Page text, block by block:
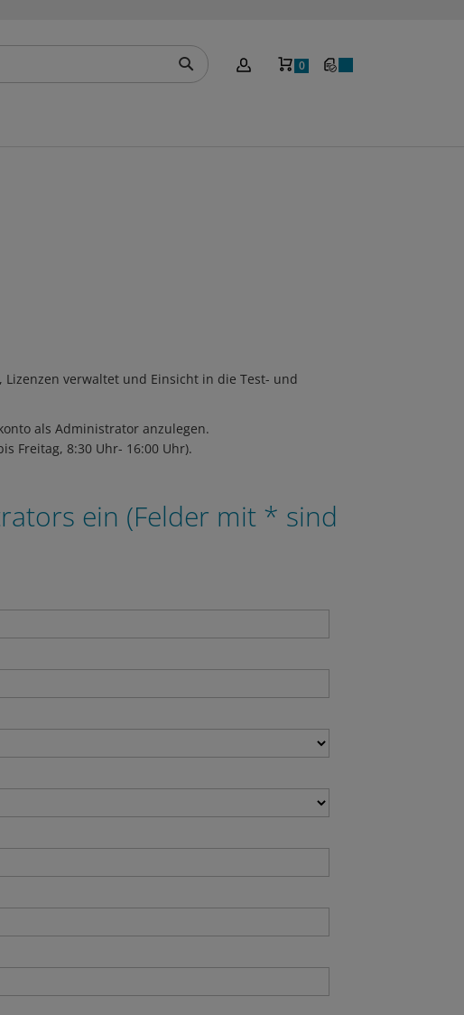
Mein Warenkorb
0
verwaltet und Einsicht in die Test- und
als Administrator anzulegen.
Freitag, 8:30 Uhr- 16:00 Uhr).
ein (Felder mit * sind